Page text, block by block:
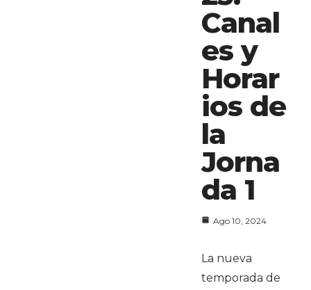
Canal
es y
Horar
ios de
la
Jorna
da 1
Ago 10, 2024
La nueva
temporada de